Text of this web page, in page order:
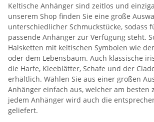
Keltische Anhänger sind zeitlos und
unserem Shop finden Sie eine große
unterschiedlicher Schmuckstücke, sodass
passende Anhänger zur Verfügung steht.
Halsketten mit keltischen Symbolen wie
oder dem Lebensbaum. Auch klassische
die Harfe, Kleeblätter, Schafe und der
erhältlich. Wählen Sie aus einer großen
Anhänger einfach aus, welcher am besten
jedem Anhänger wird auch die
geliefert.